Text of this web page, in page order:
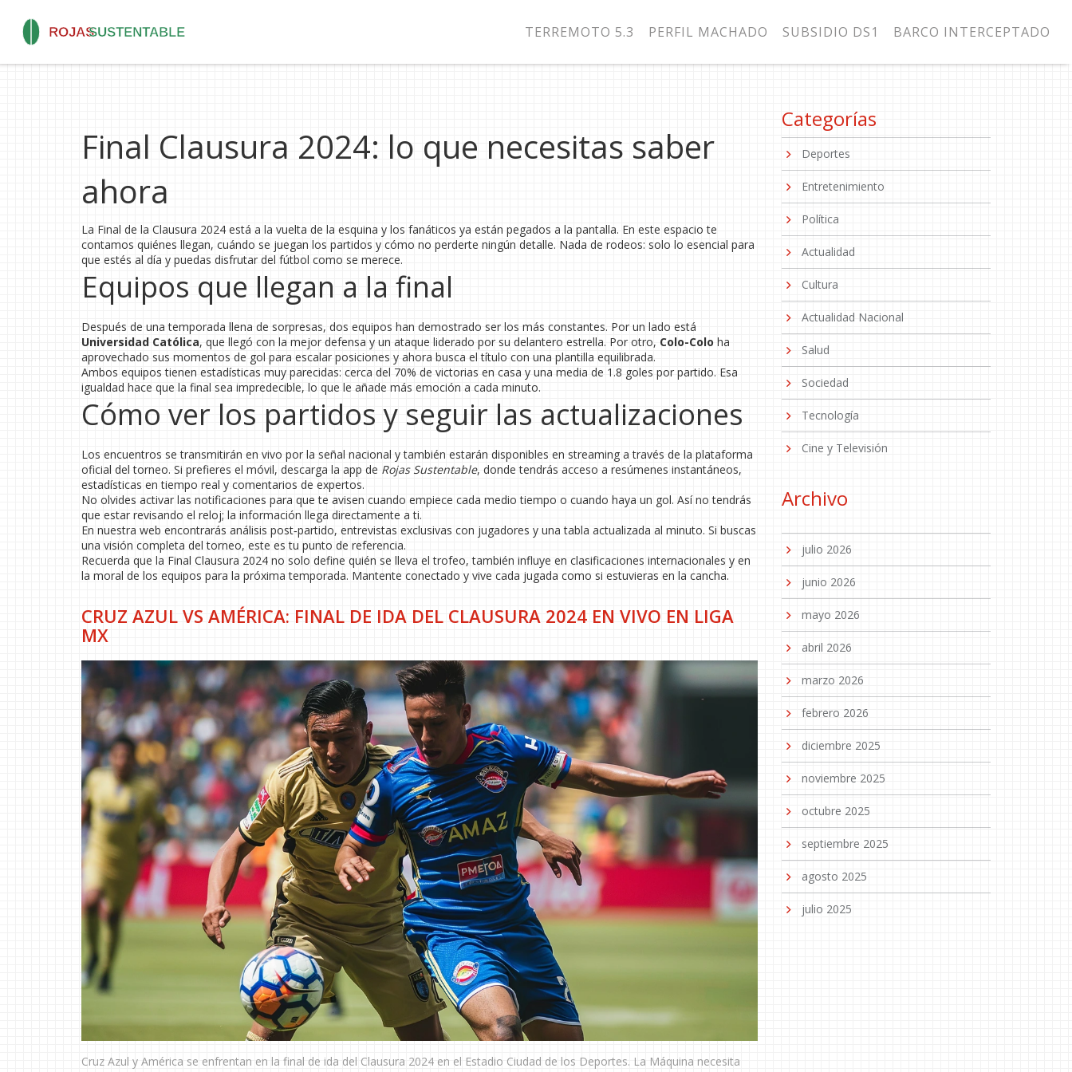
TERREMOTO 5.3 PERFIL MACHADO SUBSIDIO DS1 BARCO INTERCEPTADO
Final Clausura 2024: lo que necesitas saber
ahora
La Final de la Clausura 2024 está a la vuelta de la esquina y los fanáticos ya están pegados a la pantalla. En este espacio te
contamos quiénes llegan, cuándo se juegan los partidos y cómo no perderte ningún detalle. Nada de rodeos: solo lo esencial para
que estés al día y puedas disfrutar del fútbol como se merece.
Equipos que llegan a la final
Después de una temporada llena de sorpresas, dos equipos han demostrado ser los más constantes. Por un lado está
Universidad Católica, que llegó con la mejor defensa y un ataque liderado por su delantero estrella. Por otro, Colo-Colo ha
aprovechado sus momentos de gol para escalar posiciones y ahora busca el título con una plantilla equilibrada.
Ambos equipos tienen estadísticas muy parecidas: cerca del 70% de victorias en casa y una media de 1.8 goles por partido. Esa
igualdad hace que la final sea impredecible, lo que le añade más emoción a cada minuto.
Cómo ver los partidos y seguir las actualizaciones
Los encuentros se transmitirán en vivo por la señal nacional y también estarán disponibles en streaming a través de la plataforma
oficial del torneo. Si prefieres el móvil, descarga la app de Rojas Sustentable, donde tendrás acceso a resúmenes instantáneos,
estadísticas en tiempo real y comentarios de expertos.
No olvides activar las notificaciones para que te avisen cuando empiece cada medio tiempo o cuando haya un gol. Así no tendrás
que estar revisando el reloj; la información llega directamente a ti.
En nuestra web encontrarás análisis post‑partido, entrevistas exclusivas con jugadores y una tabla actualizada al minuto. Si buscas
una visión completa del torneo, este es tu punto de referencia.
Recuerda que la Final Clausura 2024 no solo define quién se lleva el trofeo, también influye en clasificaciones internacionales y en
la moral de los equipos para la próxima temporada. Mantente conectado y vive cada jugada como si estuvieras en la cancha.
CRUZ AZUL VS AMÉRICA: FINAL DE IDA DEL CLAUSURA 2024 EN VIVO EN LIGA
MX
Cruz Azul y América se enfrentan en la final de ida del Clausura 2024 en el Estadio Ciudad de los Deportes. La Máquina necesita
Categorías
Deportes
Entretenimiento
Política
Actualidad
Cultura
Actualidad Nacional
Salud
Sociedad
Tecnología
Cine y Televisión
Archivo
julio 2026
junio 2026
mayo 2026
abril 2026
marzo 2026
febrero 2026
diciembre 2025
noviembre 2025
octubre 2025
septiembre 2025
agosto 2025
julio 2025